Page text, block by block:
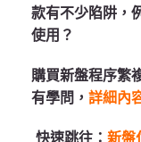
款有不少陷阱，
使用？
購買新盤程序繁
有學問， 詳細內
快速跳往： 新盤